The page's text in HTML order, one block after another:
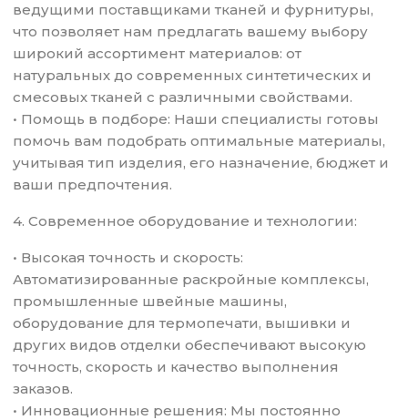
ведущими поставщиками тканей и фурнитуры,
что позволяет нам предлагать вашему выбору
широкий ассортимент материалов: от
натуральных до современных синтетических и
смесовых тканей с различными свойствами.
• Помощь в подборе: Наши специалисты готовы
помочь вам подобрать оптимальные материалы,
учитывая тип изделия, его назначение, бюджет и
ваши предпочтения.
4. Современное оборудование и технологии:
• Высокая точность и скорость:
Автоматизированные раскройные комплексы,
промышленные швейные машины,
оборудование для термопечати, вышивки и
других видов отделки обеспечивают высокую
точность, скорость и качество выполнения
заказов.
• Инновационные решения: Мы постоянно